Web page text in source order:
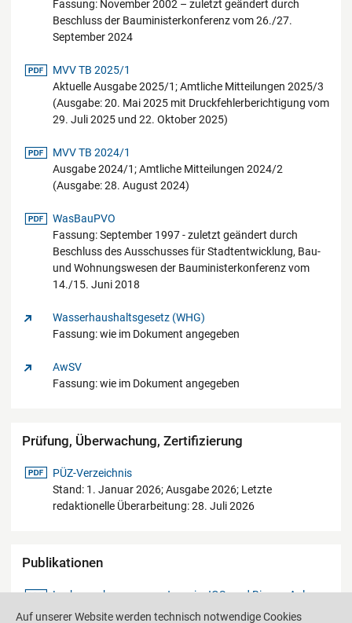
Fassung: November 2002 – zuletzt geändert durch
Beschluss der Bauministerkonferenz vom 26./27.
September 2024
pdf-Datei
MVV TB 2025/1
Aktuelle Ausgabe 2025/1; Amtliche Mitteilungen 2025/3
(Ausgabe: 20. Mai 2025 mit Druckfehlerberichtigung vom
29. Juli 2025 und 22. Oktober 2025)
pdf-Datei
MVV TB 2024/1
Ausgabe 2024/1; Amtliche Mitteilungen 2024/2
(Ausgabe: 28. August 2024)
pdf-Datei
WasBauPVO
Fassung: September 1997 - zuletzt geändert durch
Beschluss des Ausschusses für Stadtentwicklung, Bau-
und Wohnungswesen der Bauministerkonferenz vom
14./15. Juni 2018
Wasserhaushaltsgesetz (WHG)
Fassung: wie im Dokument angegeben
AwSV
Fassung: wie im Dokument angegeben
Prüfung, Überwachung, Zertifizierung
pdf-Datei
PÜZ-Verzeichnis
Stand: 1. Januar 2026; Ausgabe 2026; Letzte
redaktionelle Überarbeitung: 28. Juli 2026
Publikationen
pdf-Datei
Leckageerkennungssysteme in JGS- und Biogas-Anlagen
Stand: Januar 2020
Auf unserer Website werden technisch notwendige Cookies